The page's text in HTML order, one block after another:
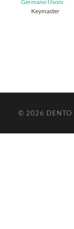
Germano Usoni
Keymaster
© 2026 DENTO